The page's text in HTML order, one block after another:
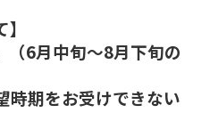
6月中旬～8月下旬の
期をお受けできない